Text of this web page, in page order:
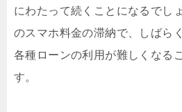
にわたって続くことになるでし
のスマホ料金の滞納で、しばら
各種ローンの利用が難しくなる
す。